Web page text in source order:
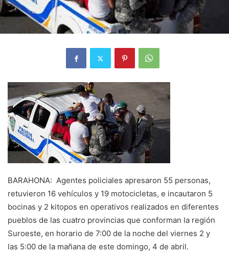
BARAHONA: Agentes policiales apresaron 55 personas,
retuvieron 16 vehículos y 19 motocicletas, e incautaron 5
bocinas y 2 kitopos en operativos realizados en diferentes
pueblos de las cuatro provincias que conforman la región
Suroeste, en horario de 7:00 de la noche del viernes 2 y
las 5:00 de la mañana de este domingo, 4 de abril.